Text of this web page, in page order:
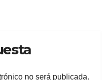
no será publicada.